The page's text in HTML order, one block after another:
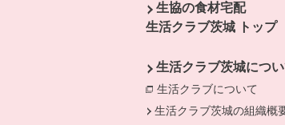
生協の食材宅配
生活クラブ茨城 トップ
生活クラブ茨城につ
生活クラブについて
別
生活クラブ茨城の組織概